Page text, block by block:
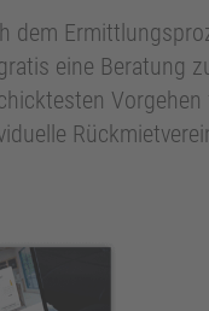
dem
eine Beratung
Vorgehen